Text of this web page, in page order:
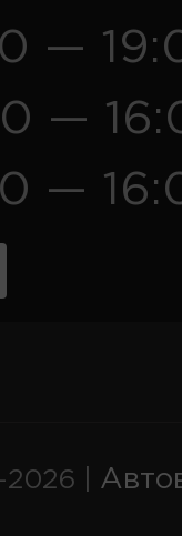
—
—
—
2026 |